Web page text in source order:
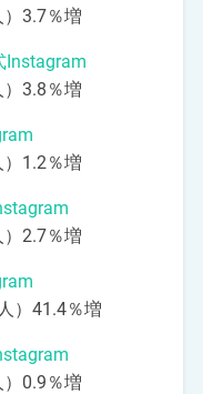
3.7％増
3.8％増
1.2％増
2.7％増
）41.4％増
0.9％増